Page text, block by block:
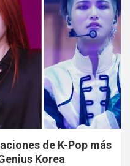
de K-Pop más
Korea